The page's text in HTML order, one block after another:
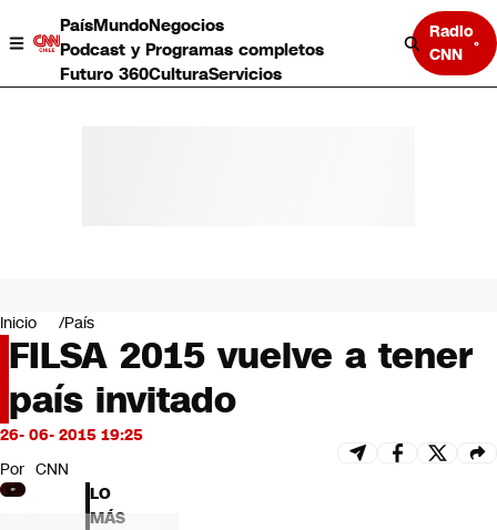
PaísMundoNegocios
Podcast y Programas completos
Futuro 360CulturaServicios
Radio
CNN
Negocios
Deportes
Programas completos
Cultura
Servicios
Bits
CNN Data
CNN tiempo
Futuro 360
Inicio País
FILSA 2015 vuelve a tener
país invitado
26- 06- 2015 19:25
Por CNN
LO
MÁS